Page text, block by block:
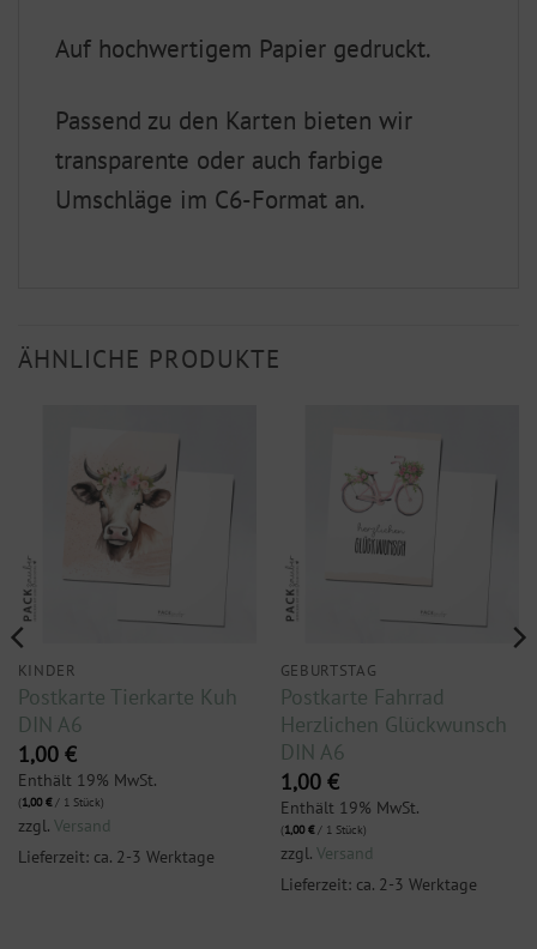
Auf hochwertigem Papier gedruckt.
Passend zu den Karten bieten wir
transparente oder auch farbige
Umschläge im C6-Format an.
ÄHNLICHE PRODUKTE
KINDER
Postkarte Tierkarte Kuh
DIN A6
1,00 €
Enthält 19% MwSt.
(1,00€/ 1 Stück)
zzgl. Versand
Lieferzeit: ca. 2-3 Werktage
GEBURTSTAG
Postkarte Fahrrad
Herzlichen Glückwunsch
DIN A6
1,00 €
Enthält 19% MwSt.
(1,00€/ 1 Stück)
zzgl. Versand
Lieferzeit: ca. 2-3 Werktage